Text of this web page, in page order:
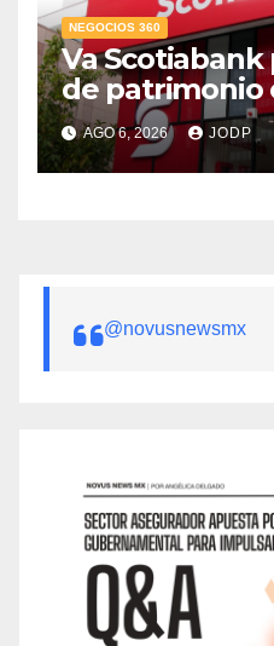
NEGOCIOS 360
Va
de patrimonio
AGO 6, 2026 JODP
@novusnewsmx